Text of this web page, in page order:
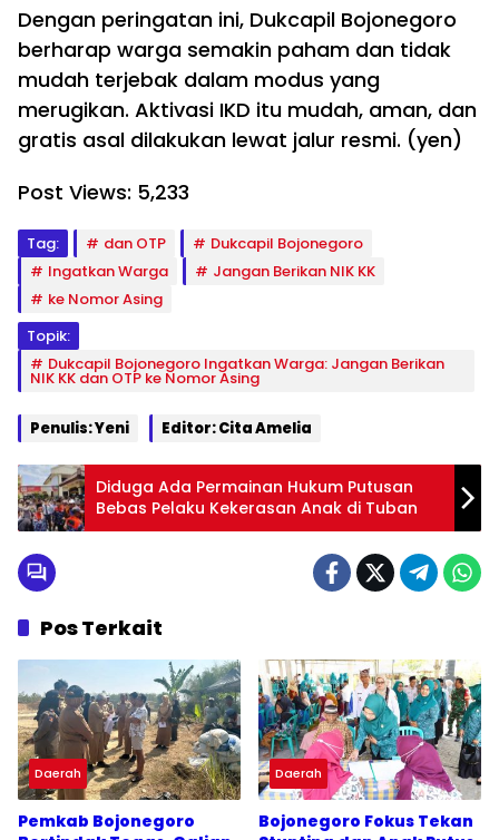
Dengan peringatan ini, Dukcapil Bojonegoro
berharap warga semakin paham dan tidak
mudah terjebak dalam modus yang
merugikan. Aktivasi IKD itu mudah, aman, dan
gratis asal dilakukan lewat jalur resmi. (yen)
Post Views: 5,233
Tag: dan OTP
Dukcapil Bojonegoro
Ingatkan Warga
Jangan Berikan NIK KK
ke Nomor Asing
Topik:
Dukcapil Bojonegoro Ingatkan Warga: Jangan Berikan
NIK KK dan OTP ke Nomor Asing
Penulis: Yeni Editor: Cita Amelia
Diduga Ada Permainan Hukum Putusan
Bebas Pelaku Kekerasan Anak di Tuban
Pos Terkait
Daerah
Pemkab Bojonegoro
Daerah
Bojonegoro Fokus Tekan